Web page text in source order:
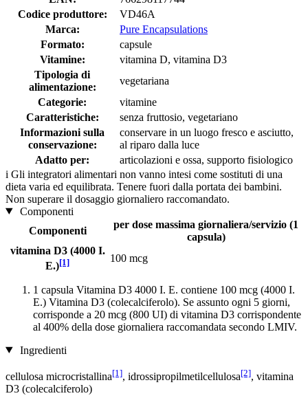
Codice produttore:
VD46A
Marca:
Pure Encapsulations
Formato:
capsule
Vitamine:
vitamina D, vitamina D3
Tipologia di
alimentazione:
vegetariana
Categorie:
vitamine
Caratteristiche:
senza fruttosio, vegetariano
Informazioni sulla
conservazione:
conservare in un luogo fresco e asciutto,
al riparo dalla luce
Adatto per:
articolazioni e ossa, supporto fisiologico
i Gli integratori alimentari non vanno intesi come sostituti di una
dieta varia ed equilibrata. Tenere fuori dalla portata dei bambini.
Non superare il dosaggio giornaliero raccomandato.
Componenti
Componenti
per dose massima giornaliera/servizio (1
capsula)
vitamina D3 (4000 I.
E.)[1] 100 mcg
1 capsula Vitamina D3 4000 I. E. contiene 100 mcg (4000 I.
E.) Vitamina D3 (colecalciferolo). Se assunto ogni 5 giorni,
corrisponde a 20 mcg (800 UI) di vitamina D3 corrispondente
al 400% della dose giornaliera raccomandata secondo LMIV.
Ingredienti
cellulosa microcristallina[1], idrossipropilmetilcellulosa[2], vitamina
D3 (colecalciferolo)